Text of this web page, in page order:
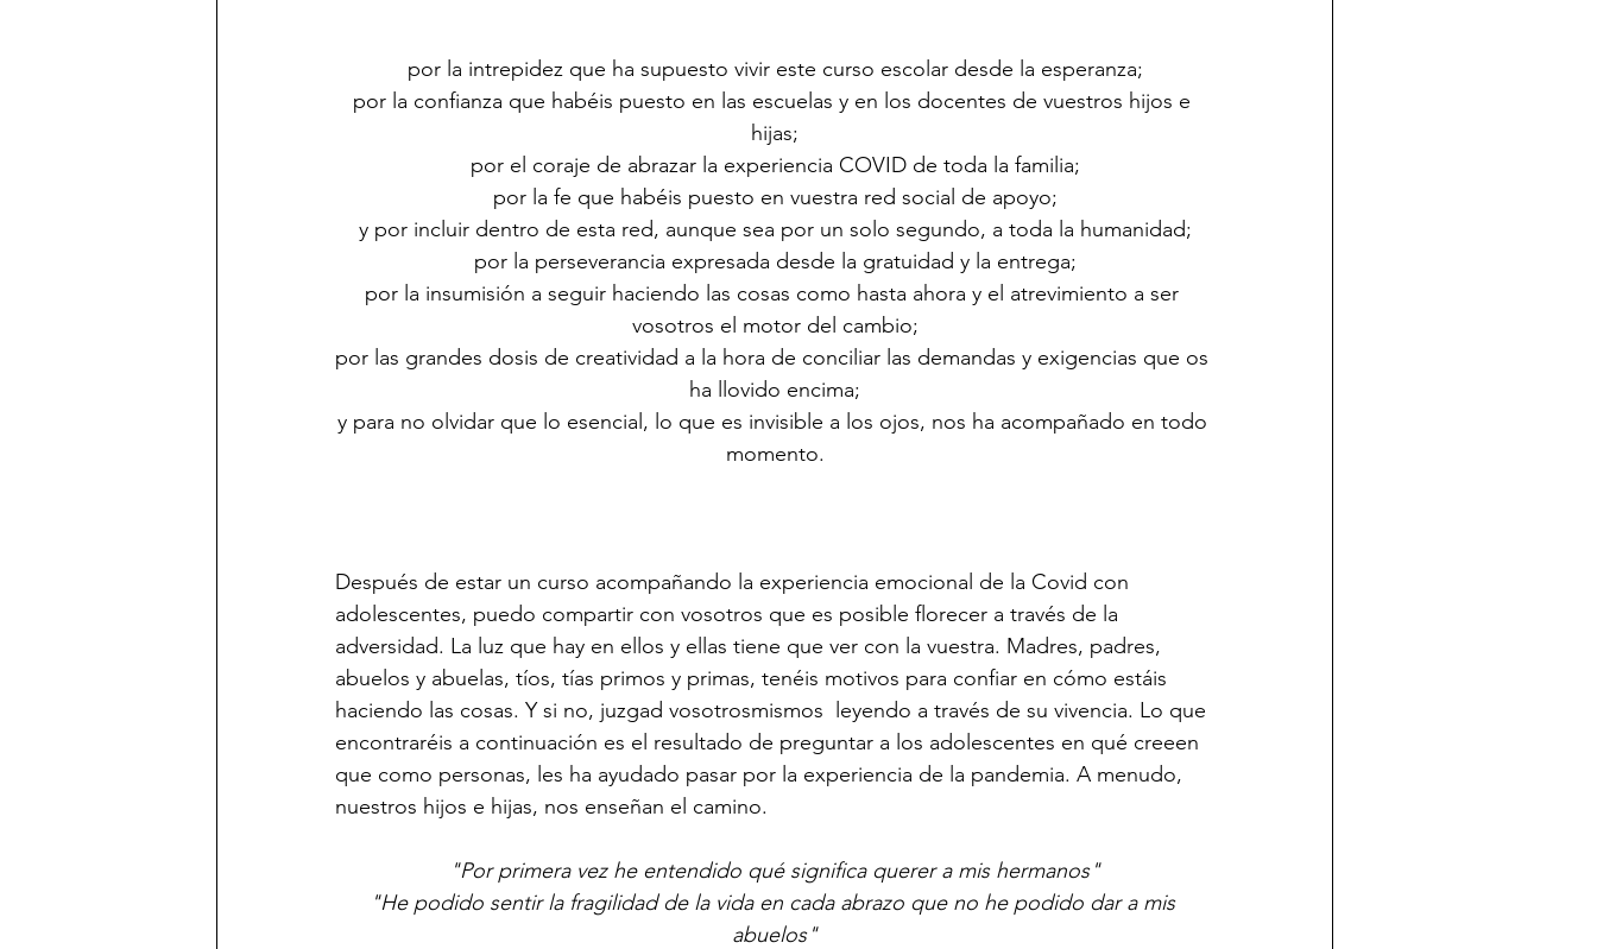
por la intrepidez que ha supuesto vivir este curso escolar desde la esperanza;
por la confianza que habéis puesto en las escuelas y en los docentes de vuestros hijos e
hijas;
por el coraje de abrazar la experiencia COVID de toda la familia;
por la fe que habéis puesto en vuestra red social de apoyo;
y por incluir dentro de esta red, aunque sea por un solo segundo, a toda la humanidad;
por la perseverancia expresada desde la gratuidad y la entrega;
por la insumisión a seguir haciendo las cosas como hasta ahora y el atrevimiento a ser
vosotros el motor del cambio;
por las grandes dosis de creatividad a la hora de conciliar las demandas y exigencias que os
ha llovido encima;
y para no olvidar que lo esencial, lo que es invisible a los ojos, nos ha acompañado en todo
momento.
Después de estar un curso acompañando la experiencia emocional de la Covid con
adolescentes, puedo compartir con vosotros que es posible florecer a través de la
adversidad. La luz que hay en ellos y ellas tiene que ver con la vuestra. Madres, padres,
abuelos y abuelas, tíos, tías primos y primas, tenéis motivos para confiar en cómo estáis
haciendo las cosas. Y si no, juzgad vosotrosmismos  leyendo a través de su vivencia. Lo que
encontraréis a continuación es el resultado de preguntar a los adolescentes en qué creeen
que como personas, les ha ayudado pasar por la experiencia de la pandemia. A menudo,
nuestros hijos e hijas, nos enseñan el camino.
"Por primera vez he entendido qué significa querer a mis hermanos"
"He podido sentir la fragilidad de la vida en cada abrazo que no he podido dar a mis
abuelos"